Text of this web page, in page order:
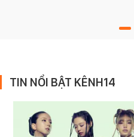
TIN NỔI BẬT KÊNH14